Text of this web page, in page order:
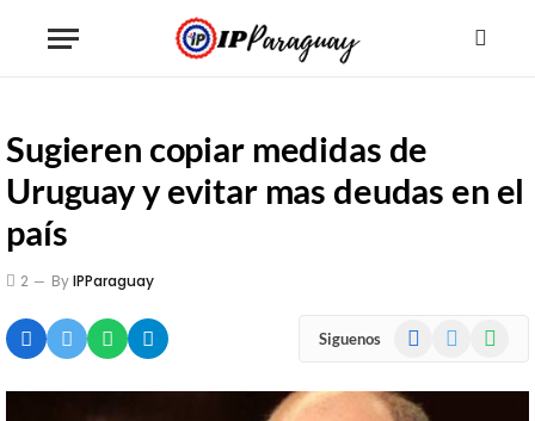
Sugieren copiar medidas de
Uruguay y evitar mas deudas en el
país
2 ByIPParaguay
Siguenos Facebook